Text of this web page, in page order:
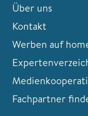
Über uns
Kontakt
Werben auf
Fachpartner